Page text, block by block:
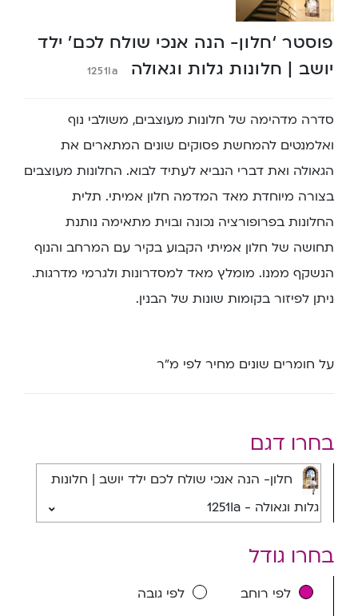
פוסטר ‘חלון- הנה אנכי שולח לכם’ ילד
יושב | חלונות גלות וגאולה
1251Ia
סדרה מדהימה של חלונות מעוצבים, משולבי נוף
ואלמנטים להמחשת פסוקים שונים המתארים את
הגאולה ואת דברי הנביא לעתיד לבוא. החלונות מעוצבים
בצורה מיוחדת מאד המדמה חלון אמיתי. תלית
החלונות בפרופורציה נכונה ובוית מתאימה נותנת
תחושה של חלון אמיתי הקבוע בקיר עם המרחב והנוף
הנשקף ממנו. מומלץ מאד למסדרונות ולגרמי מדרגות.
ניתן לפיזור בקומות שונות של הבנין.
על חומרים שונים מחיר לפי מ”ר
בחרו דגם
חלון- הנה אנכי שולח לכם ילד יושב | חלונות
גלות וגאולה - 1251Ia
בחרו גודל
לפי רוחב לפי גובה